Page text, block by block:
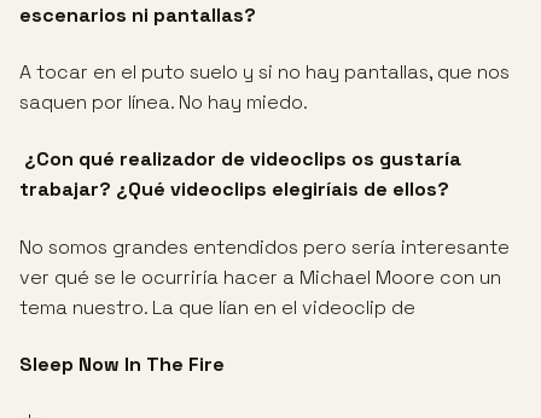
escenarios ni pantallas?
A tocar en el puto suelo y si no hay pantallas, que nos
saquen por línea. No hay miedo.
¿Con qué realizador de videoclips os gustaría
trabajar? ¿Qué videoclips elegiríais de ellos?
No somos grandes entendidos pero sería interesante
ver qué se le ocurriría hacer a Michael Moore con un
tema nuestro. La que lían en el videoclip de
Sleep Now In The Fire